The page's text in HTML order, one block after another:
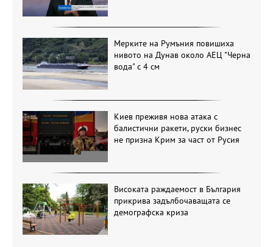
Мерките на Румъния повишиха
нивото на Дунав около АЕЦ "Черна
вода" с 4 см
Киев преживя нова атака с
балистични ракети, руски бизнес
не призна Крим за част от Русия
Високата раждаемост в България
прикрива задълбочаващата се
демографска криза